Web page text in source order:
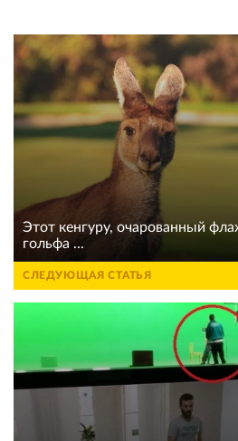
Этот кенгуру, очарованный
гольфа ...
СЛЕДУЮЩАЯ СТАТЬЯ